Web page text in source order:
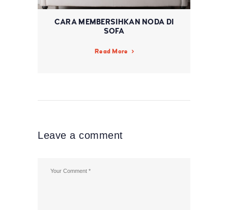
CARA MEMBERSIHKAN NODA DI
SOFA
Read More
Leave a comment